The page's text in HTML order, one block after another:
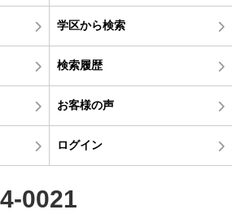
学区から検索
検索履歴
お客様の声
ログイン
0021